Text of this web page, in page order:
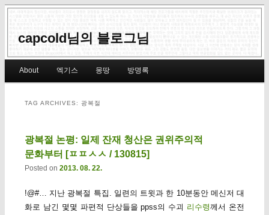
capcold님의 블로그님
Skip to primary content
Skip to secondary content
About 엑기스 몽땅 방명록
TAG ARCHIVES: 광복절
광복절 논평: 일제 잔재 청산은 권위주의적
문화부터 [ㅍㅍㅅㅅ / 130815]
Posted on 2013. 08. 22.
!@#… 지난 광복절 특집. 일련의 트윗과 한 10분동안 메신저 대
화로 남긴 몇몇 파편적 단상들을 ppss의 수괴 리수령께서 온전